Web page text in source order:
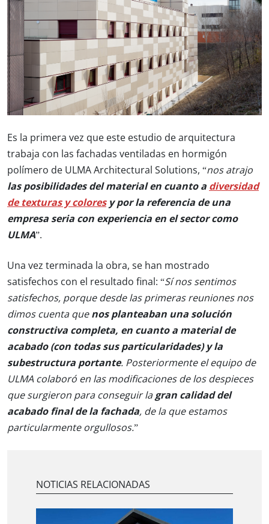
Es la primera vez que este estudio de arquitectura
trabaja con las fachadas ventiladas en hormigón
polímero de ULMA Architectural Solutions, “nos atrajo
las posibilidades del material en cuanto a diversidad
de texturas y coloresy por la referencia de una
empresa seria con experiencia en el sector como
ULMA”.
Una vez terminada la obra, se han mostrado
satisfechos con el resultado final: “Sí nos sentimos
satisfechos, porque desde las primeras reuniones nos
dimos cuenta que nos planteaban una solución
constructiva completa, en cuanto a material de
acabado (con todas sus particularidades) y la
subestructura portante. Posteriormente el equipo de
ULMA colaboró en las modificaciones de los despieces
que surgieron para conseguir la gran calidad del
acabado final de la fachada, de la que estamos
particularmente orgullosos.”
NOTICIAS RELACIONADAS